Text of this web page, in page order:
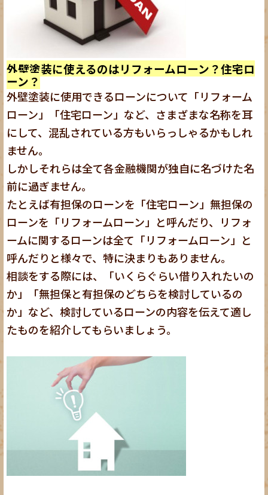
外壁塗装に使えるのはリフォームローン？住宅ロ
ーン？
外壁塗装に使用できるローンについて「リフォーム
ローン」「住宅ローン」など、さまざまな名称を耳
にして、混乱されている方もいらっしゃるかもしれ
ません。
しかしそれらは全て各金融機関が独自に名づけた名
前に過ぎません。
たとえば有担保のローンを「住宅ローン」無担保の
ローンを「リフォームローン」と呼んだり、リフォ
ームに関するローンは全て「リフォームローン」と
呼んだりと様々で、特に決まりもありません。
相談をする際には、「いくらぐらい借り入れたいの
か」「無担保と有担保のどちらを検討しているの
か」など、検討しているローンの内容を伝えて適し
たものを紹介してもらいましょう。